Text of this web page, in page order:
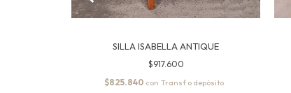
SILLA ISABELLA ANTIQUE
$917.600
$825.840 con